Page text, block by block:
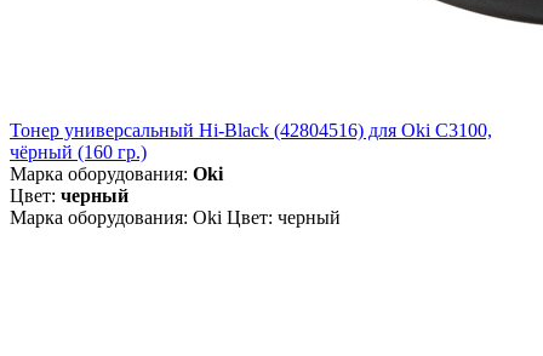
Тонер универсальный Hi-Black (42804516) для Oki С3100,
чёрный (160 гр.)
Марка оборудования: Oki
Цвет: черный
Марка оборудования: Oki Цвет: черный